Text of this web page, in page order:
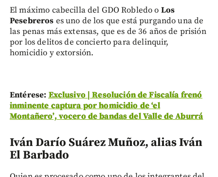
El máximo cabecilla del GDO Robledo o Los
Pesebreros es uno de los que está purgando una de
las penas más extensas, que es de 36 años de prisión
por los delitos de concierto para delinquir,
homicidio y extorsión.
Entérese: Exclusivo | Resolución de Fiscalía frenó
inminente captura por homicidio de ‘el
Montañero’, vocero de bandas del Valle de Aburrá
Iván Darío Suárez Muñoz, alias Iván
El Barbado